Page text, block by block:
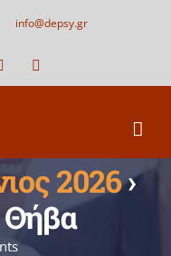
info@depsy.gr
YouTube
2026›
Θήβα